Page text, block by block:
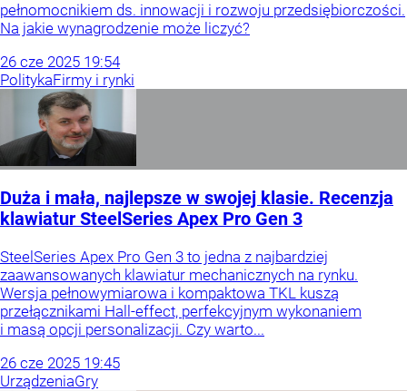
pełnomocnikiem ds. innowacji i rozwoju przedsiębiorczości.
Na jakie wynagrodzenie może liczyć?
26 cze 2025 19:54
PolitykaFirmy i rynki
Duża i mała, najlepsze w swojej klasie. Recenzja
klawiatur SteelSeries Apex Pro Gen 3
SteelSeries Apex Pro Gen 3 to jedna z najbardziej
zaawansowanych klawiatur mechanicznych na rynku.
Wersja pełnowymiarowa i kompaktowa TKL kuszą
przełącznikami Hall-effect, perfekcyjnym wykonaniem
i masą opcji personalizacji. Czy warto...
26 cze 2025 19:45
UrządzeniaGry